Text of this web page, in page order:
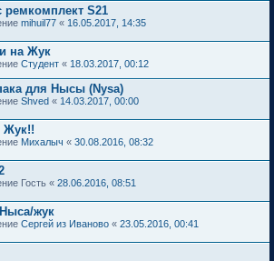
ремкомплект S21
mihuil77 « 16.05.2017, 14:35
на Жук
Студент « 18.03.2017, 00:12
для Нысы (Nysa)
Shved « 14.03.2017, 00:00
Жук!!
Михалыч « 30.08.2016, 08:32
Гость « 28.06.2016, 08:51
жук
Сергей из Иваново « 23.05.2016, 00:41